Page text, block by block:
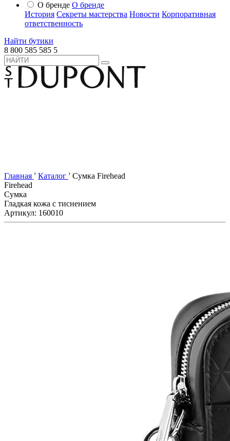
О бренде О бренде
История Секреты мастерства Новости Корпоративная
ответственность
Найти бутики
8 800 585 585 5
Главная › Каталог › Сумка Firehead
Firehead
Сумка
Гладкая кожа с тиснением
Артикул: 160010